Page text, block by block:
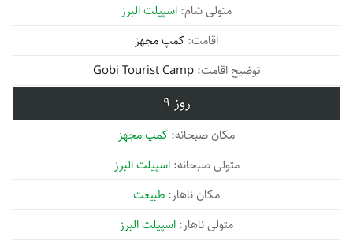
اسپیلت البرز
کمپ مجهز
Gobi Tourist Camp
9
کمپ مجهز
اسپیلت البرز
طبیعت
اسپیلت البرز